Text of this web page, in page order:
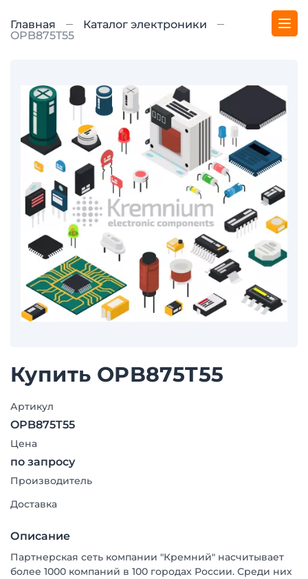
Главная
Каталог электроники
OPB875T55
Купить OPB875T55
Артикул
OPB875T55
Цена
по запросу
Производитель
Доставка
Описание
Партнерская сеть компании "Кремний" насчитывает
более 1000 компаний в 100 городах России. Среди них